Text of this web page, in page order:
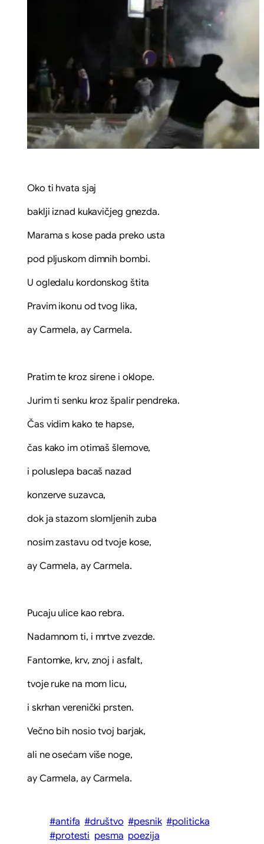
Oko ti hvata sjaj
baklji iznad kukavičjeg gnezda.
Marama s kose pada preko usta
pod pljuskom dimnih bombi.
U ogledalu kordonskog štita
Pravim ikonu od tvog lika,
ay Carmela, ay Carmela.
Pratim te kroz sirene i oklope.
Jurim ti senku kroz špalir pendreka.
Čas vidim kako te hapse,
čas kako im otimaš šlemove,
i poluslepa bacaš nazad
konzerve suzavca,
dok ja stazom slomljenih zuba
nosim zastavu od tvoje kose,
ay Carmela, ay Carmela.
Pucaju ulice kao rebra.
Nadamnom ti, i mrtve zvezde.
Fantomke, krv, znoj i asfalt,
tvoje ruke na mom licu,
i skrhan verenički prsten.
Večno bih nosio tvoj barjak,
ali ne osećam više noge,
ay Carmela, ay Carmela.
#antifa #društvo #pesnik #politicka
#protesti pesma poezija